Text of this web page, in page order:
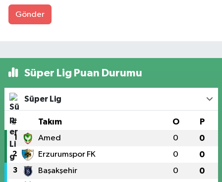
Gönder
Süper Lig Puan Durumu
Süper Lig
# Takım O P
1 Amed 0 0
2 Erzurumspor FK 0 0
3 Başakşehir 0 0